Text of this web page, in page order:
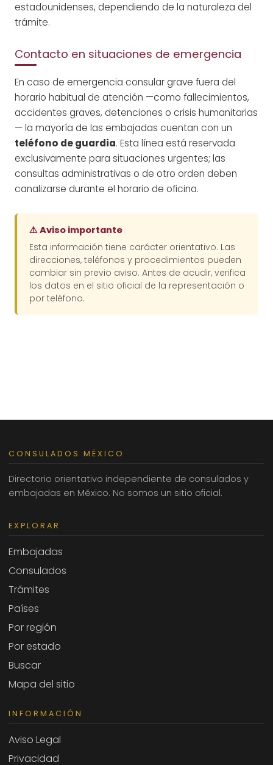
estadounidenses, dependiendo de la naturaleza del
trámite.
Contacto en situaciones de emergencia
En caso de emergencia consular grave fuera del
horario habitual de atención —como fallecimientos,
accidentes graves, detenciones o crisis humanitarias
— la mayoría de las embajadas cuentan con un
teléfono de guardia. Esta línea está reservada
exclusivamente para situaciones urgentes; las
consultas administrativas o de otro orden deben
canalizarse durante el horario de oficina.
⚠️ Aviso importante
Esta información tiene carácter orientativo. Las
direcciones, teléfonos y procedimientos pueden
cambiar sin previo aviso. Antes de acudir, verifica
los datos en el sitio oficial de la representación o
por teléfono.
CONSULADOS MÉXICO
Directorio orientativo independiente de consulados y
embajadas en México. No somos un sitio oficial.
EXPLORAR
Embajadas
Consulados
Trámites
Países
Por región
Por estado
Buscar
Mapa del sitio
INFORMACIÓN
Aviso Legal
Privacidad